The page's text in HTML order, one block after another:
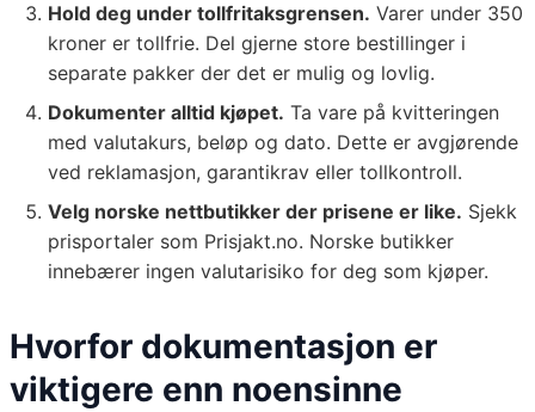
Hold deg under tollfritaksgrensen. Varer under 350
kroner er tollfrie. Del gjerne store bestillinger i
separate pakker der det er mulig og lovlig.
Dokumenter alltid kjøpet. Ta vare på kvitteringen
med valutakurs, beløp og dato. Dette er avgjørende
ved reklamasjon, garantikrav eller tollkontroll.
Velg norske nettbutikker der prisene er like. Sjekk
prisportaler som Prisjakt.no. Norske butikker
innebærer ingen valutarisiko for deg som kjøper.
Hvorfor dokumentasjon er
viktigere enn noensinne